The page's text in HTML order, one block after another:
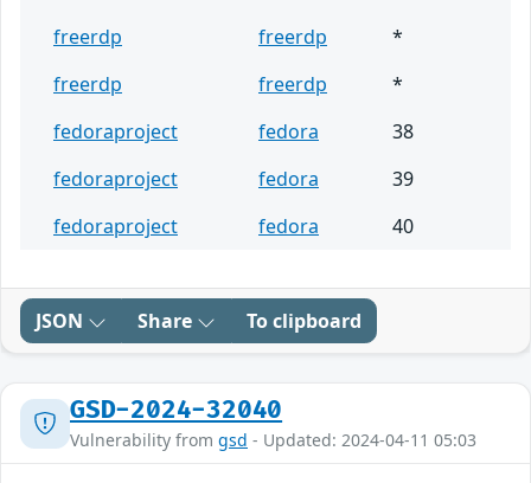
freerdp freerdp
*
freerdp
freerdp
*
fedoraproject
fedora
38
fedoraproject
fedora
39
fedoraproject
fedora 40
JSON Share To clipboard
GSD-2024-32040
Vulnerability from gsd - Updated: 2024-04-11 05:03